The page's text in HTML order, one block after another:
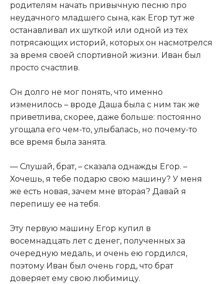
родителям начать привычную песню про
неудачного младшего сына, как Егор тут же
останавливал их шуткой или одной из тех
потрясающих историй, которых он насмотрелся
за время своей спортивной жизни. Иван был
просто счастлив.​
​Он долго не мог понять, что именно
изменилось – вроде Даша была с ним так же
приветлива, скорее, даже больше: постоянно
угощала его чем-то, улыбалась, но почему-то
все время была занята.​
​— Слушай, брат, – сказала однажды Егор. –
Хочешь, я тебе подарю свою машину? У меня
же есть новая, зачем мне вторая? Давай я
перепишу ее на тебя.​
​Эту первую машину Егор купил в
восемнадцать лет с денег, полученных за
очередную медаль, и очень ею гордился,
поэтому Иван был очень горд, что брат
доверяет ему свою любимицу.​